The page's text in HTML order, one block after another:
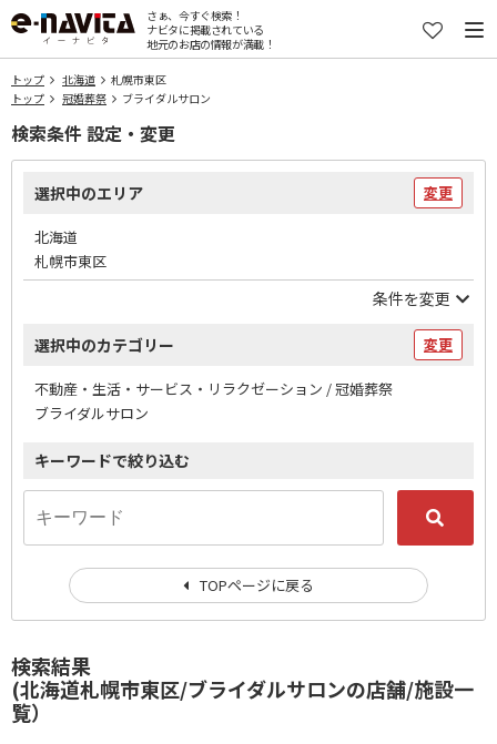
さぁ、今すぐ検索！
ナビタに掲載されている
地元のお店の情報が満載！
トップ 北海道
札幌市東区
トップ
冠婚葬祭 ブライダルサロン
検索結果
(北海道札幌市東区/ブライダルサロンの店舗/施設一
覧）
検索条件 設定・変更
選択中のエリア 変更
北海道
札幌市東区
条件を変更
選択中のカテゴリー 変更
不動産・生活・サービス・リラクゼーション / 冠婚葬祭
ブライダルサロン
キーワードで絞り込む
TOPページに戻る